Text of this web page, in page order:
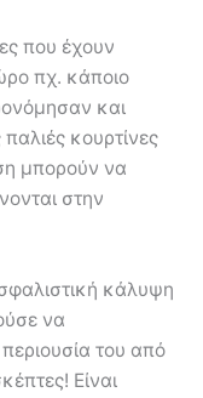
που έχουν
πχ. κάποιο
και
κουρτίνες
μπορούν να
στην
κάλυψη
να
του από
Είναι